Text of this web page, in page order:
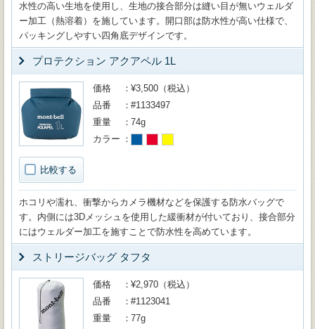
水性の高い生地を使用し、生地の接合部分は縫い目が無いウェルダ
ー加工（熱溶着）を施しています。開口部は防水性が高い仕様で、
パッキングしやすい四角底デザインです。
プロテクション アクアペル 1L
比較する
価格
¥3,500（税込）
品番
#1133497
重量
74g
カラー
ホコリや濡れ、衝撃からカメラ機材などを保護する防水バッグで
す。内側には3Dメッシュを使用した緩衝材が付いており、接合部分
にはウェルダー加工を施すことで防水性を高めています。
ストリージバッグ タフタ
価格
¥2,970（税込）
品番
#1123041
重量
77g